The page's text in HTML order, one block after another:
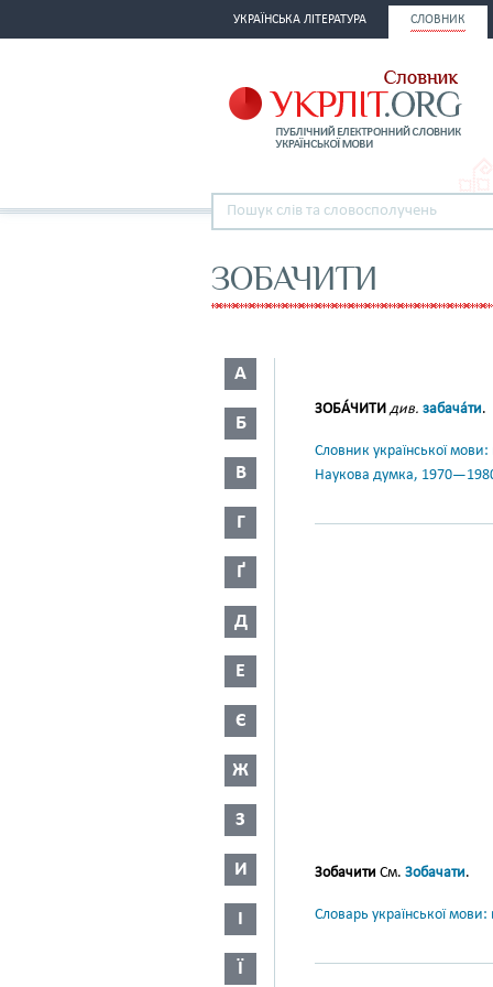
УКРАЇНСЬКА ЛІТЕРАТУРА СЛОВНИК
ЗОБАЧИТИ
А
Б
В
Г
Ґ
Д
Е
Є
Ж
З
И
І
Ї
ЗОБА́ЧИТИ див. забача́ти.
Словник української
Наукова думка,
Зобачити См. Зобачати.
Словарь української